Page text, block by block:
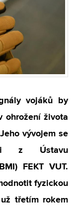
vojáků by
ohrožení života
vývojem se
z Ústavu
FEKT VUT.
fyzickou
třetím rokem